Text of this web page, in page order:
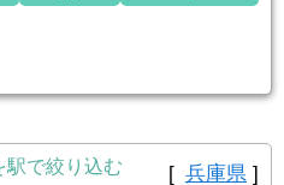
駅で絞り込む [ 兵庫県 ]